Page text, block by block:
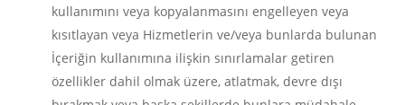
kullanımını veya kopyalanmasını engelleyen veya
kısıtlayan veya Hizmetlerin ve/veya bunlarda bulunan
İçeriğin kullanımına ilişkin sınırlamalar getiren
özellikler dahil olmak üzere, atlatmak, devre dışı